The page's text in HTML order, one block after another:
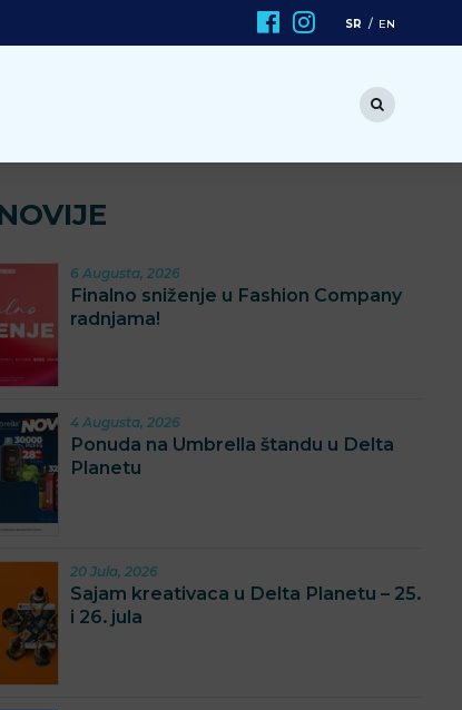
SR EN
6 Augusta, 2026
Finalno sniženje u Fashion Company
radnjama!
4 Augusta, 2026
Ponuda na Umbrella štandu u Delta
Planetu
20 Jula, 2026
Sajam kreativaca u Delta Planetu – 25.
i 26. jula